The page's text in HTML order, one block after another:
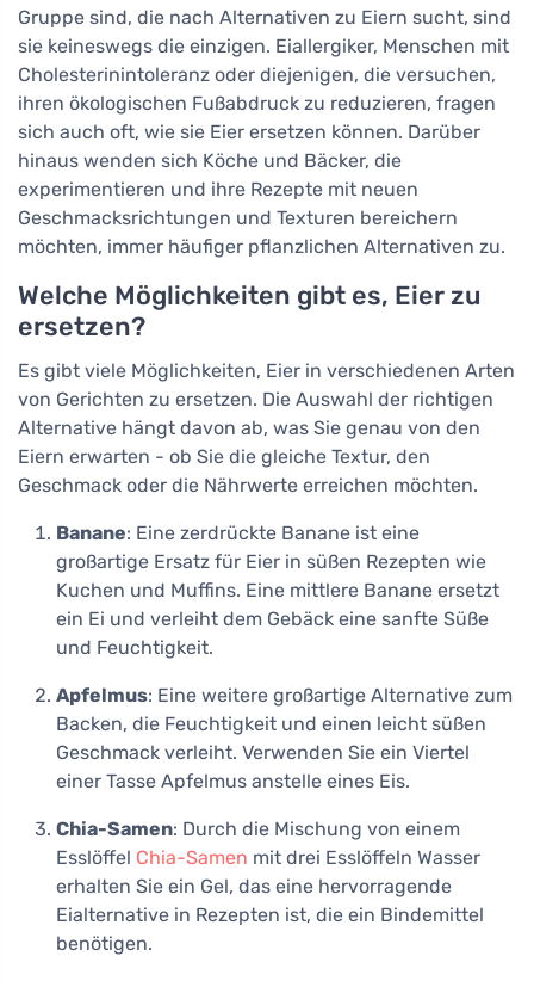
Gruppe sind, die nach Alternativen zu Eiern sucht, sind
sie keineswegs die einzigen. Eiallergiker, Menschen mit
Cholesterinintoleranz oder diejenigen, die versuchen,
ihren ökologischen Fußabdruck zu reduzieren, fragen
sich auch oft, wie sie Eier ersetzen können. Darüber
hinaus wenden sich Köche und Bäcker, die
experimentieren und ihre Rezepte mit neuen
Geschmacksrichtungen und Texturen bereichern
möchten, immer häufiger pflanzlichen Alternativen zu.
Welche Möglichkeiten gibt es, Eier zu
ersetzen?
Es gibt viele Möglichkeiten, Eier in verschiedenen Arten
von Gerichten zu ersetzen. Die Auswahl der richtigen
Alternative hängt davon ab, was Sie genau von den
Eiern erwarten - ob Sie die gleiche Textur, den
Geschmack oder die Nährwerte erreichen möchten.
Banane: Eine zerdrückte Banane ist eine
großartige Ersatz für Eier in süßen Rezepten wie
Kuchen und Muffins. Eine mittlere Banane ersetzt
ein Ei und verleiht dem Gebäck eine sanfte Süße
und Feuchtigkeit.
Apfelmus: Eine weitere großartige Alternative zum
Backen, die Feuchtigkeit und einen leicht süßen
Geschmack verleiht. Verwenden Sie ein Viertel
einer Tasse Apfelmus anstelle eines Eis.
Chia-Samen: Durch die Mischung von einem
Esslöffel Chia-Samen mit drei Esslöffeln Wasser
erhalten Sie ein Gel, das eine hervorragende
Eialternative in Rezepten ist, die ein Bindemittel
benötigen.